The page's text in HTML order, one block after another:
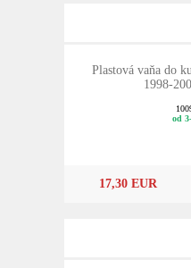
Plastová vaňa do
1998-
od
17,30 EUR